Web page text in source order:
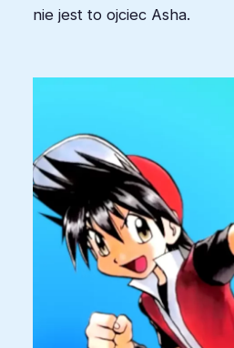
nie jest to ojciec Asha.